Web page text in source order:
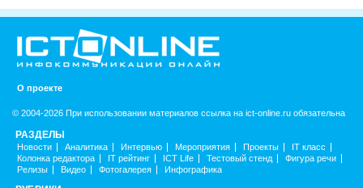
О проекте
© 2004-2026 При использовании материалов ссылка на ict-online.ru обязательна
РАЗДЕЛЫ
Новости Аналитика Интервью Мероприятия Проекты
IT класс
Колонка редактора
IT рейтинг ICT Life Тестовый стенд
Фигура речи
Релизы
Видео Фотогалерея Инфографика